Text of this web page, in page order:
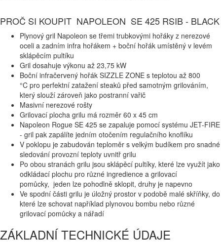
PROČ SI KOUPIT NAPOLEON SE 425 RSIB - BLACK
Plynový gril Napoleon se třemi trubkovými hořáky z nerezové
oceli a zadním infra hořákem + boční hořák umístěný v levém
sklápěcím pultíku
Gril dosahuje výkonu až 23,75 kW
Boční infračervený hořák SIZZLE ZONE s teplotou až 800
°C pro perfektní zatažení steaků před samotným grilováním,
který slouží zároveň jako postranní vařič
Masivní nerezové rošty
Grilovací plocha grilu má rozměr 60 x 45 cm
Napoleon Rogue SE 425 se zapaluje pomocí systému JET-FIRE
- gril pak zapálíte jedním otočením regulačního knoflíku
V poklopu je zabudován teploměr s velkým budíkem pro snadné
sledování provozní teploty uvnitř grilu
Po obou stranách grilu jsou sklápěcí pultíky, které lze využít jako
odkládací plochu pro různé ingredience a grilovací
pomůcky, jeden lze pohodlně sklopit, druhy je napevno
Ve spodní části grilu je úložný prostor v podobě malé skříňky, do
které lze schovat například plynovou bombu nebo různé
grilovací pomůcky a nářadí
ZÁKLADNÍ TECHNICKÉ ÚDAJE